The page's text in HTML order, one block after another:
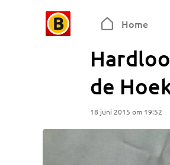
Home
de
18 juni 2015 om 19:52